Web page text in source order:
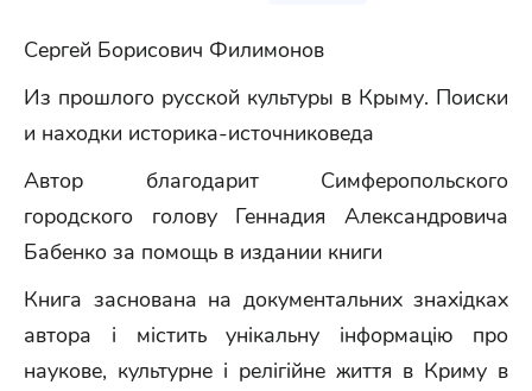
Сергей Борисович Филимонов
Из прошлого русской культуры в Крыму. Поиски
и находки историка-источниковеда
Автор благодарит Симферопольского
городского голову Геннадия Александровича
Бабенко за помощь в издании книги
Книга заснована на документальних знахідках
автора і містить унікальну інформацію про
наукове, культурне і релігійне життя в Криму в